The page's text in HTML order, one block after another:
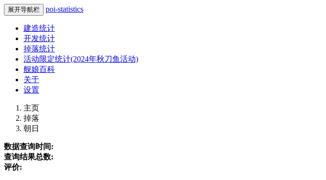
展开导航栏 poi-statistics
建造统计
开发统计
掉落统计
活动限定统计(2024年秋刀鱼活动)
舰娘百科
关于
设置
主页
掉落
朝日
数据查询时间:
查询结果总数:
评价: